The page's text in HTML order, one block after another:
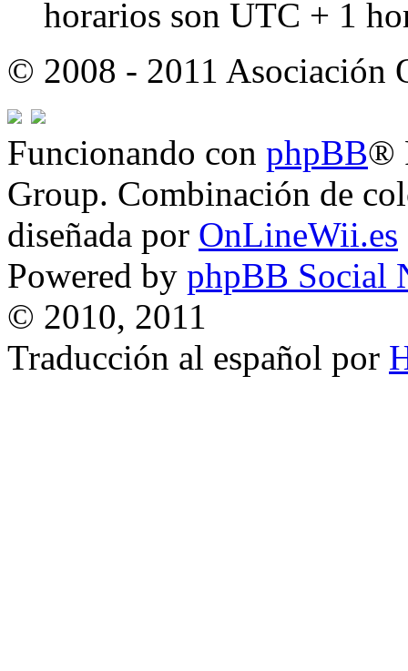
horarios son UTC + 1
© 2008 - 2011 Asociación
Funcionando con phpBB®
Group. Combinación de
diseñada por OnLineWii.es
Powered by phpBB Social
© 2010, 2011
Traducción al español por